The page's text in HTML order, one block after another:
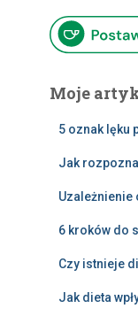
Moje
5 oznak lęku
Jak
Uzależnienie
6 kroków do
Czy istnieje
Jak dieta